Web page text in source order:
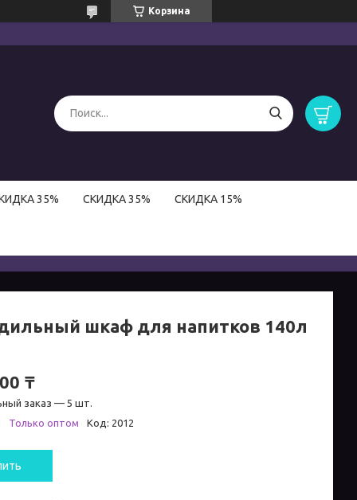
Корзина
35% СКИДКА 35% СКИДКА 15%
шкаф для напитков 140л
₸
заказ — 5 шт.
Только оптом Код: 2012